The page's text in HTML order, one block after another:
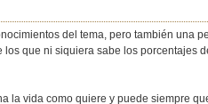
del tema, pero también una
que ni siquiera sabe los porcentajes
la vida como quiere y puede siempre